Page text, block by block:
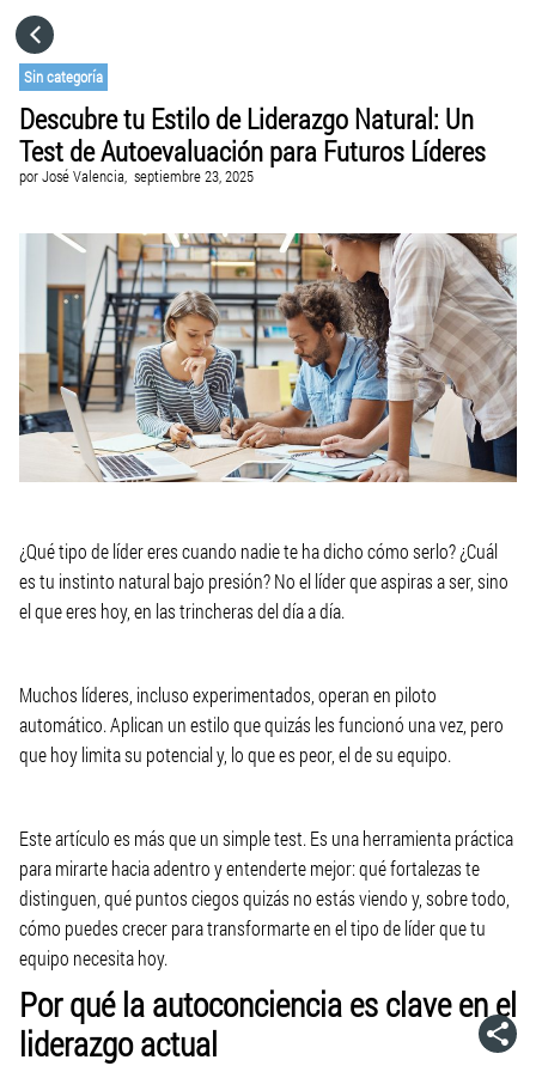
Sin categoría
Descubre tu Estilo de Liderazgo Natural: Un
Test de Autoevaluación para Futuros Líderes
porJosé Valencia, septiembre 23, 2025
¿Qué tipo de líder eres cuando nadie te ha dicho cómo serlo? ¿Cuál
es tu instinto natural bajo presión? No el líder que aspiras a ser, sino
el que eres hoy, en las trincheras del día a día.
Muchos líderes, incluso experimentados, operan en piloto
automático. Aplican un estilo que quizás les funcionó una vez, pero
que hoy limita su potencial y, lo que es peor, el de su equipo.
Este artículo es más que un simple test. Es una herramienta práctica
para mirarte hacia adentro y entenderte mejor: qué fortalezas te
distinguen, qué puntos ciegos quizás no estás viendo y, sobre todo,
cómo puedes crecer para transformarte en el tipo de líder que tu
equipo necesita hoy.
Por qué la autoconciencia es clave en el
liderazgo actual
CATEGORÍAS